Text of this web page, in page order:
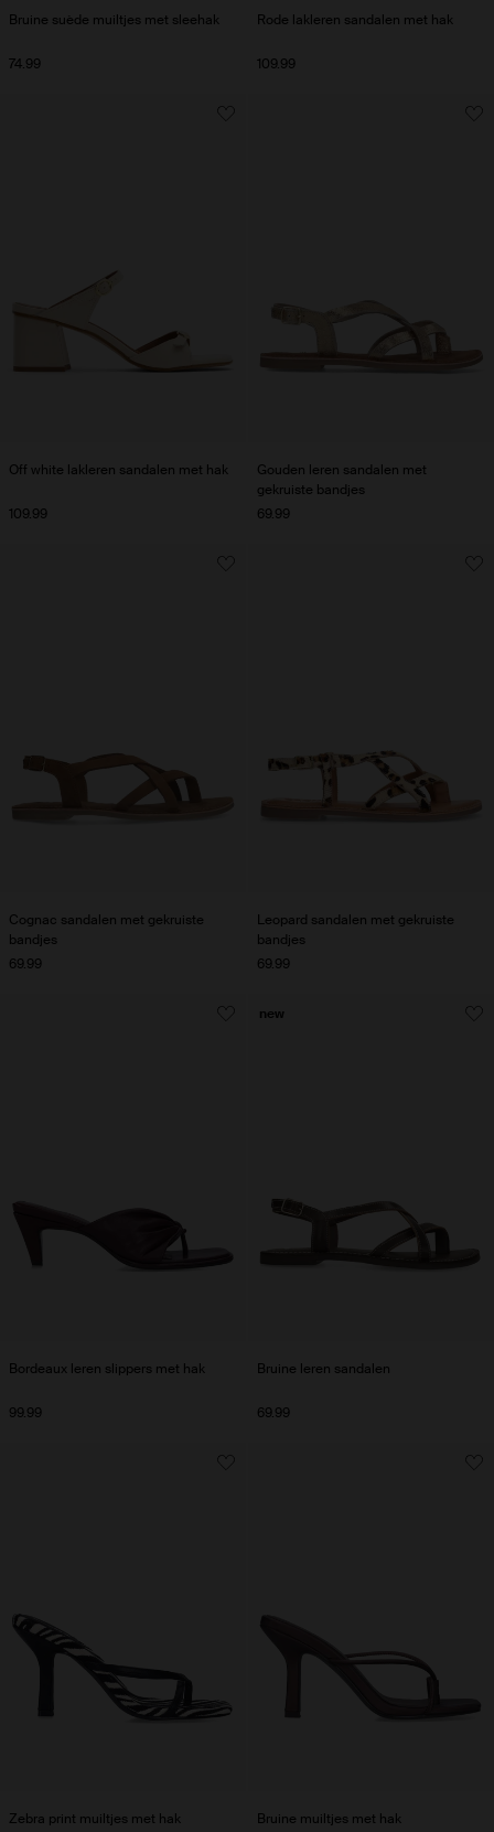
Bruine suède muiltjes met sleehak
74.99
Rode lakleren sandalen met hak
109.99
Off white lakleren sandalen met hak
109.99
Gouden leren sandalen met
gekruiste bandjes
69.99
Cognac sandalen met gekruiste
bandjes
69.99
Leopard sandalen met gekruiste
bandjes
69.99
Bordeaux leren slippers met hak
99.99
Bruine leren sandalen
69.99
new
Zebra print muiltjes met hak Bruine muiltjes met hak